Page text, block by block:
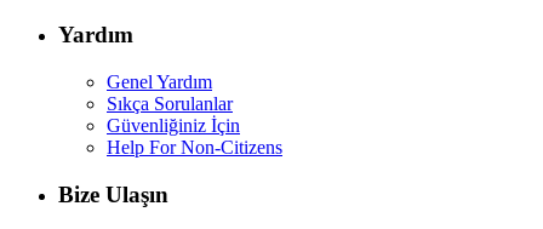
Yardım
Genel Yardım
Sıkça Sorulanlar
Güvenliğiniz İçin
Help For Non-Citizens
Bize Ulaşın